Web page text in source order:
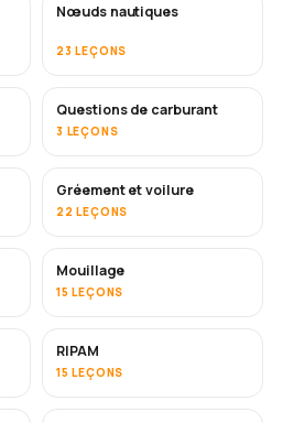
Nœuds nautiques
23 LEÇONS
Questions de carburant
3 LEÇONS
Gréement et voilure
22 LEÇONS
Mouillage
15 LEÇONS
RIPAM
15 LEÇONS